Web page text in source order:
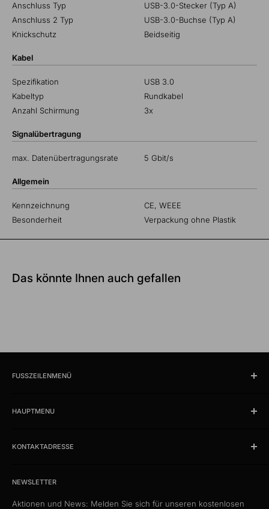
Anschluss Typ
USB-3.0-Stecker (Typ A)
Anschluss 2 Typ
USB-3.0-Buchse (Typ A)
Knickschutz
Beidseitig
Kabel
Spezifikation
USB 3.0
Kabeltyp
Rundkabel
Anzahl Schirmung
3x
Signalübertragung
max. Datenübertragungsrate 5 Gbit/s
Allgemein
Kennzeichnung
CE, WEEE
Besonderheit
Verpackung ohne Plastik
Das könnte Ihnen auch gefallen
FUSSZEILENMENÜ
Öffnungszeiten und Lokalität
AGB
Versandkosten
HAUPTMENU
News
Musterkataloge
Eigenmarke
KONTAKTADRESSE
Das Kabelportal. Persönlich. Kompetent. Seit 1997.
NEWSLETTER
Aktionen und News: Melden Sie sich für unseren kostenlosen